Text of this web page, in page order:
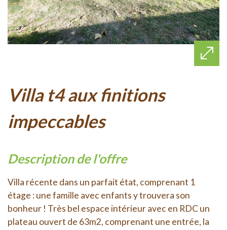
villa t4 aux finitions
impeccables
description de l'offre
Villa récente dans un parfait état, comprenant 1
étage : une famille avec enfants y trouvera son
bonheur ! Très bel espace intérieur avec en RDC un
plateau ouvert de 63m2, comprenant une entrée, la